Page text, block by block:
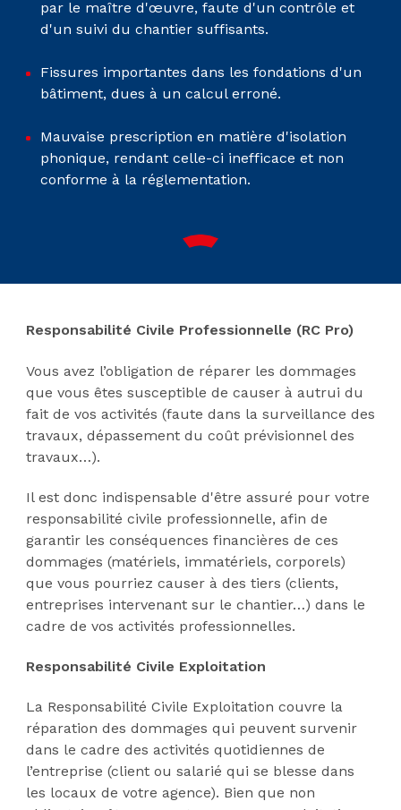
par le maître d'œuvre, faute d'un contrôle et
d'un suivi du chantier suffisants.
Fissures importantes dans les fondations d'un
bâtiment, dues à un calcul erroné.
Mauvaise prescription en matière d'isolation
phonique, rendant celle-ci inefficace et non
conforme à la réglementation.
Responsabilité Civile Professionnelle (RC Pro)
Vous avez l’obligation de réparer les dommages
que vous êtes susceptible de causer à autrui du
fait de vos activités (faute dans la surveillance des
travaux, dépassement du coût prévisionnel des
travaux…).
Il est donc indispensable d'être assuré pour votre
responsabilité civile professionnelle, afin de
garantir les conséquences financières de ces
dommages (matériels, immatériels, corporels)
que vous pourriez causer à des tiers (clients,
entreprises intervenant sur le chantier…) dans le
cadre de vos activités professionnelles.
Responsabilité Civile Exploitation
La Responsabilité Civile Exploitation couvre la
réparation des dommages qui peuvent survenir
dans le cadre des activités quotidiennes de
l’entreprise (client ou salarié qui se blesse dans
les locaux de votre agence). Bien que non